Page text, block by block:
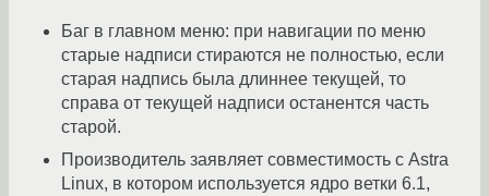
Баг в главном меню: при навигации по меню
старые надписи стираются не полностью, если
старая надпись была длиннее текущей, то
справа от текущей надписи останентся часть
старой.
Производитель заявляет совместимость с Astra
Linux, в котором используется ядро ветки 6.1,